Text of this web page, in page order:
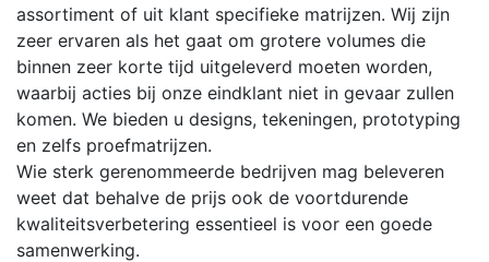
assortiment of uit klant specifieke matrijzen. Wij zijn
zeer ervaren als het gaat om grotere volumes die
binnen zeer korte tijd uitgeleverd moeten worden,
waarbij acties bij onze eindklant niet in gevaar zullen
komen. We bieden u designs, tekeningen, prototyping
en zelfs proefmatrijzen.
Wie sterk gerenommeerde bedrijven mag beleveren
weet dat behalve de prijs ook de voortdurende
kwaliteitsverbetering essentieel is voor een goede
samenwerking.